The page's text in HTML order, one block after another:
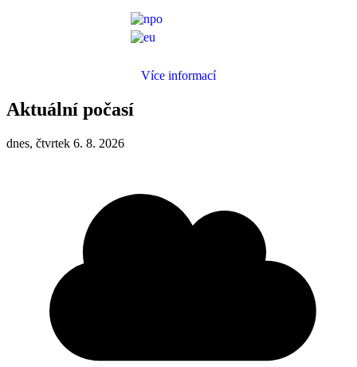
Více informací
Aktuální počasí
dnes, čtvrtek 6. 8. 2026